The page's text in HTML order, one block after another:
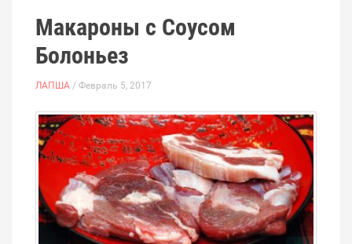
Макароны с Соусом
Болоньез
ЛАПША / Февраль 5, 2017